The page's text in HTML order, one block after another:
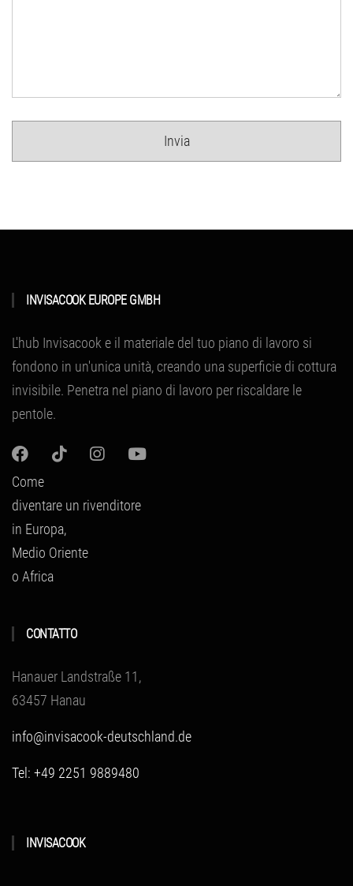
INVISACOOK EUROPE GMBH
L'hub Invisacook e il materiale del tuo piano di lavoro si
fondono in un'unica unità, creando una superficie di cottura
invisibile. Penetra nel piano di lavoro per riscaldare le
pentole.
Come
diventare un rivenditore
in Europa,
Medio Oriente
o Africa
CONTATTO
Hanauer Landstraße 11,
63457 Hanau
info@invisacook-deutschland.de
Tel: +49 2251 9889480
INVISACOOK